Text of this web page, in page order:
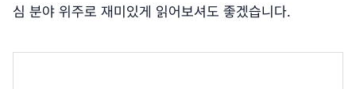
심 분야 위주로 재미있게 읽어보셔도 좋겠습니다.